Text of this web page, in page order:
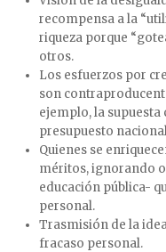
recompensa a la
riqueza porque
otros.
Los esfuerzos por
son
ejemplo, la supuesta
presupuesto
Quienes se
méritos, ignorando
educación pública-
personal.
Trasmisión de la
fracaso personal.